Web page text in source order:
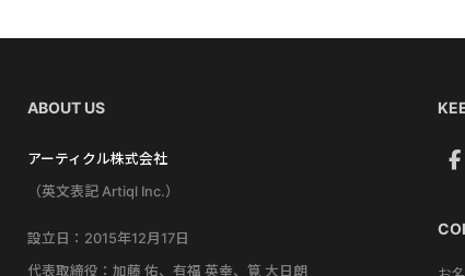
ABOUT US
アーティクル株式会社
（英文表記 Artiql Inc.）
設立日：2015年12月17日
代表取締役：加藤 佑、有福 英幸、筧 大日朗